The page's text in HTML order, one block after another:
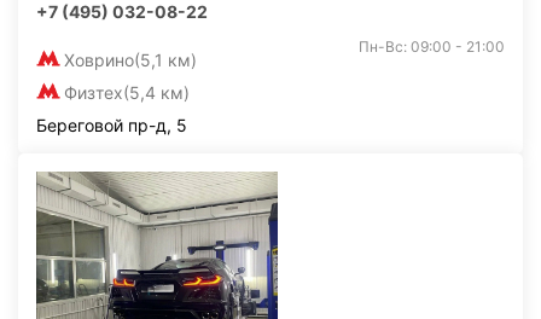
+7 (495) 032-08-22
Ховрино(5,1 км)
Физтех(5,4 км)
Пн-Вс: 09:00 - 21:00
Береговой пр-д, 5